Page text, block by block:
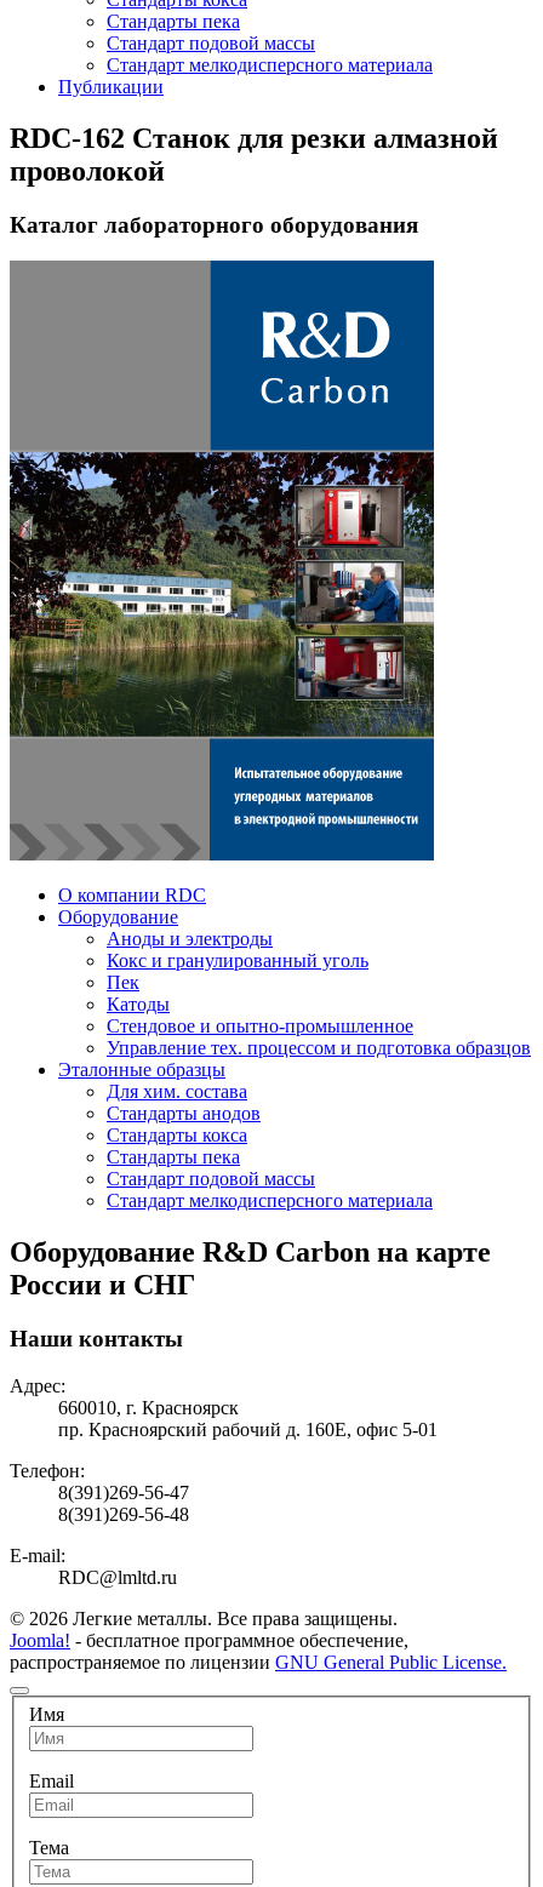
Стандарты пека
Стандарт подовой массы
Стандарт мелкодисперсного материала
Публикации
RDC-162 Станок для резки алмазной
проволокой
Каталог лабораторного оборудования
О компании RDC
Оборудование
Аноды и электроды
Кокс и гранулированный уголь
Пек
Катоды
Стендовое и опытно-промышленное
Управление тех. процессом и подготовка образцов
Эталонные образцы
Для хим. состава
Стандарты анодов
Стандарты кокса
Стандарты пека
Стандарт подовой массы
Стандарт мелкодисперсного материала
Оборудование R&D Carbon на карте
России и СНГ
Наши контакты
Адрес:
660010, г. Красноярск
пр. Красноярский рабочий д. 160Е, офис 5-01
Телефон:
8(391)269-56-47
8(391)269-56-48
E-mail:
RDC@lmltd.ru
© 2026 Легкие металлы. Все права защищены.
Joomla! - бесплатное программное обеспечение,
распространяемое по лицензии GNU General Public License.
Имя
Email
Тема